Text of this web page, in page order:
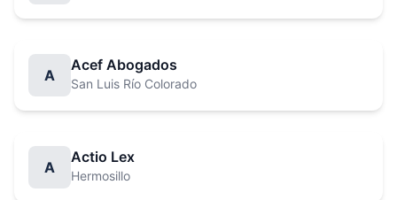
A
Acef Abogados
San Luis Río Colorado
A
Actio Lex
Hermosillo